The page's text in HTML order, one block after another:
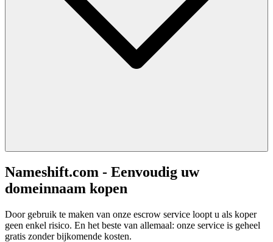
Nameshift.com - Eenvoudig uw
domeinnaam kopen
Door gebruik te maken van onze escrow service loopt u als koper
geen enkel risico. En het beste van allemaal: onze service is geheel
gratis zonder bijkomende kosten.